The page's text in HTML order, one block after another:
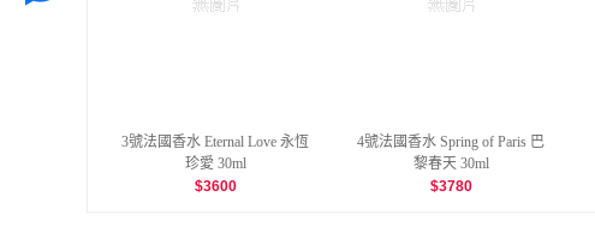
3號法國香水 Eternal Love 永恆
珍愛 30ml
$3600
4號法國香水 Spring of Paris 巴
黎春天 30ml
$3780